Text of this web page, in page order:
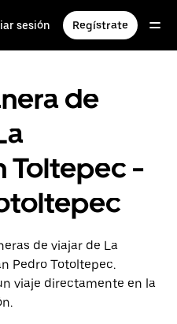
sesión Regístrate
de
Toltepec -
de viajar de La
Pedro Totoltepec.
viaje directamente en la